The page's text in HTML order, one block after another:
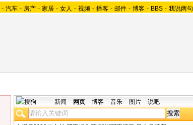
- 汽车 - 房产 - 家居 - 女人 - 视频 - 播客 - 邮件 - 博客 - BBS - 我说两句
新闻 网页 博客 音乐 图片 说吧